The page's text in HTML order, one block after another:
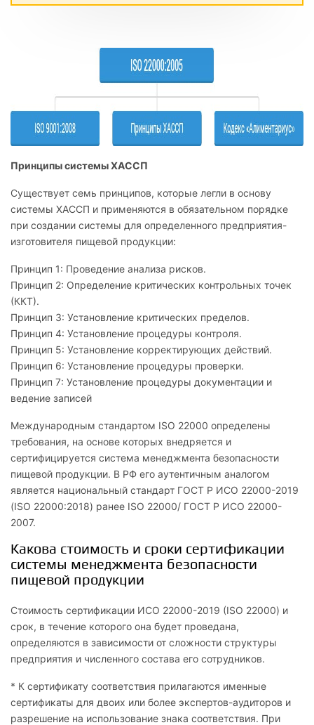
Принципы системы ХАССП
Существует семь принципов, которые легли в основу
системы ХАССП и применяются в обязательном порядке
при создании системы для определенного предприятия-
изготовителя пищевой продукции:
Принцип 1: Проведение анализа рисков.
Принцип 2: Определение критических контрольных точек
(ККТ).
Принцип 3: Установление критических пределов.
Принцип 4: Установление процедуры контроля.
Принцип 5: Установление корректирующих действий.
Принцип 6: Установление процедуры проверки.
Принцип 7: Установление процедуры документации и
ведение записей
Международным стандартом ISO 22000 определены
требования, на основе которых внедряется и
сертифицируется система менеджмента безопасности
пищевой продукции. В РФ его аутентичным аналогом
является национальный стандарт ГОСТ Р ИСО 22000-2019
(ISO 22000:2018) ранее ISO 22000/ ГОСТ Р ИСО 22000-
2007.
Какова стоимость и сроки сертификации
системы менеджмента безопасности
пищевой продукции
Стоимость сертификации ИСО 22000-2019 (ISO 22000) и
срок, в течение которого она будет проведана,
определяются в зависимости от сложности структуры
предприятия и численного состава его сотрудников.
* К сертификату соответствия прилагаются именные
сертификаты для двоих или более экспертов-аудиторов и
разрешение на использование знака соответствия. При